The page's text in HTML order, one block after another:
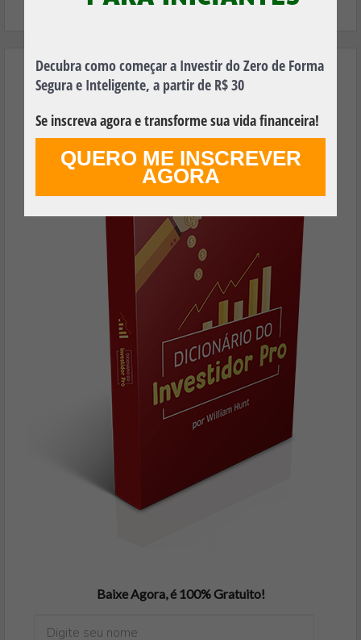
Decubra como começar a Investir do Zero de Forma
Segura e Inteligente, a partir de R$ 30
Se inscreva agora e transforme sua vida financeira!
QUERO ME INSCREVER
AGORA
Aprenda os Principais Termos Financeiros
Utilizados no Mundo dos Investimentos e
Faça Seu Dinheiro Render Mais!
Baixe Agora, é 100% Gratuito!